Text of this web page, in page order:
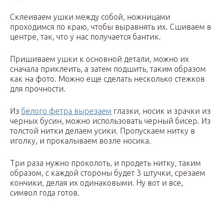
Склеиваем ушки между собой, ножницами
проходимся по краю, чтобы выравнять их. Сшиваем в
центре, так, что у нас получается бантик.
Пришиваем ушки к основной детали, можно их
сначала приклеить, а затем подшить, таким образом
как на фото. Можно еще сделать несколько стежков
для прочности.
Из белого фетра вырезаем глазки, носик и зрачки из
черных бусин, можно использовать черный бисер. Из
толстой нитки делаем усики. Пропускаем нитку в
иголку, и прокалываем возле носика.
Три раза нужно проколоть, и продеть нитку, таким
образом, с каждой стороны будет 3 штучки, срезаем
кончики, делая их одинаковыми. Ну вот и все,
символ года готов.